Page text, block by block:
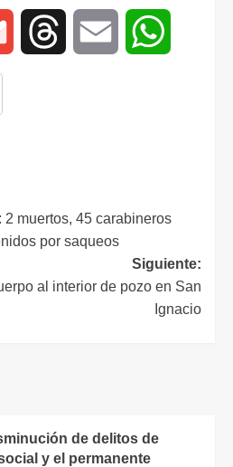
Gmail Threads Email
muertos, 45 carabineros
por saqueos
Siguiente:
al interior de pozo en San
Ignacio
de delitos de
y el permanente